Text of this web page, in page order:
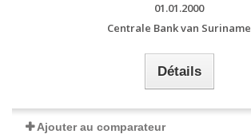
01.01.2000
Centrale Bank van Suriname
Détails
Ajouter au comparateur